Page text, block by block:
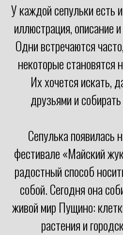
У каждой сепульки есть
иллюстрация, описание
Одни встречаются
некоторые становятся
Их хочется искать,
друзьями и
Сепулька появилась
фестивале «Майский
радостный способ
собой. Сегодня она
живой мир Пущино:
растения и